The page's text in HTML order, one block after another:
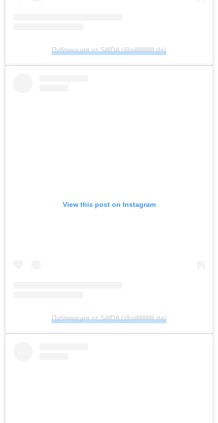
Публикация от SilllDA (@silllllllllllll.da)
View this post on Instagram
Публикация от SilllDA (@silllllllllllll.da)